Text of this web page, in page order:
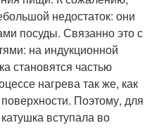
недостаток: они
посуды. Связанно это с
на индукционной
становятся частью
нагрева так же, как
Поэтому, для
вступала во